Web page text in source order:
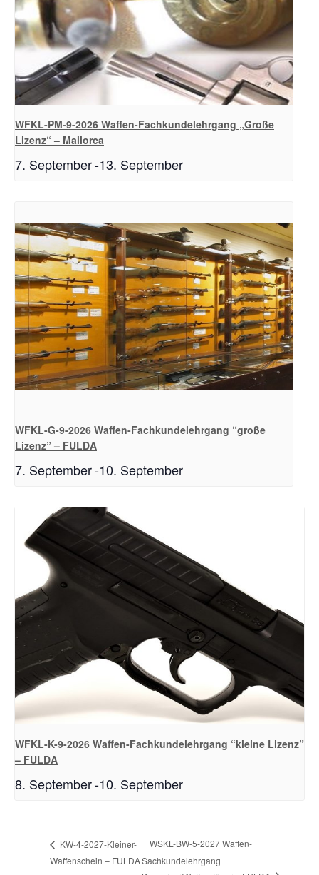
WFKL-PM-9-2026 Waffen-Fachkundelehrgang „Große
Lizenz“ – Mallorca
7. September-13. September
WFKL-G-9-2026 Waffen-Fachkundelehrgang “große
Lizenz” – FULDA
7. September-10. September
WFKL-K-9-2026 Waffen-Fachkundelehrgang “kleine Lizenz”
– FULDA
8. September-10. September
KW-4-2027-Kleiner-
Waffenschein – FULDA
WSKL-BW-5-2027 Waffen-
Sachkundelehrgang